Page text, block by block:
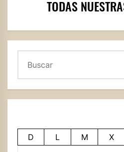
TODAS
D L M X